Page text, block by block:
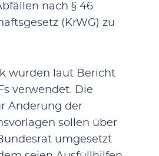
nach § 46
(KrWG) zu
wurden laut Bericht
verwendet. Die
Änderung der
sollen über
umgesetzt